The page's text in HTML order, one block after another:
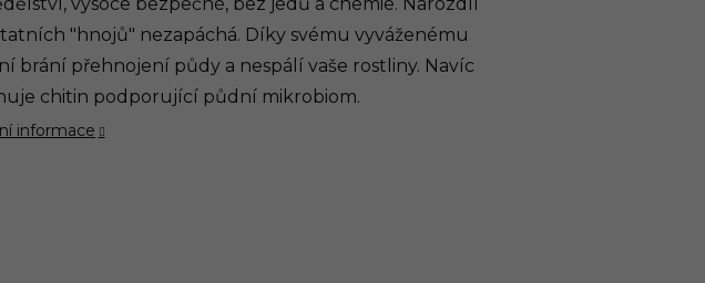
"hnojů" nezapáchá. Díky svému vyváženému
brání přehnojení půdy a nespálí vaše rostliny. Navíc
chitin podporující půdní mikrobiom.
informace